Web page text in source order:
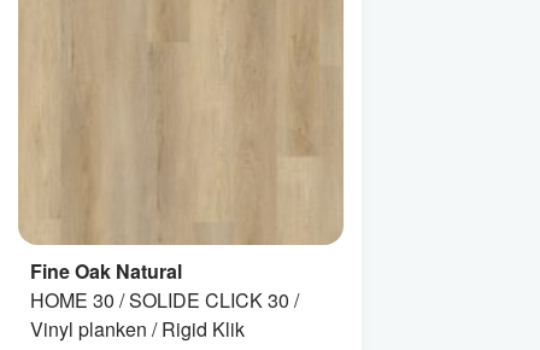
Fine Oak Natural
HOME 30 / SOLIDE CLICK 30 /
Vinyl planken / Rigid Klik